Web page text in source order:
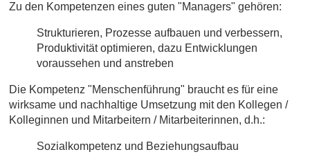
Zu den Kompetenzen eines guten "Managers" gehören:
Strukturieren, Prozesse aufbauen und verbessern,
Produktivität optimieren, dazu Entwicklungen
voraussehen und anstreben
Die Kompetenz "Menschenführung" braucht es für eine
wirksame und nachhaltige Umsetzung mit den Kollegen /
Kolleginnen und Mitarbeitern / Mitarbeiterinnen, d.h.:
Sozialkompetenz und Beziehungsaufbau